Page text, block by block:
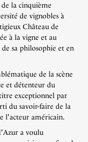
la cinquième
de vignobles à
Château de
à la vigne et au
sa philosophie et en
de la scène
et détenteur du
exceptionnel par
du savoir-faire de la
l'acteur américain.
a voulu